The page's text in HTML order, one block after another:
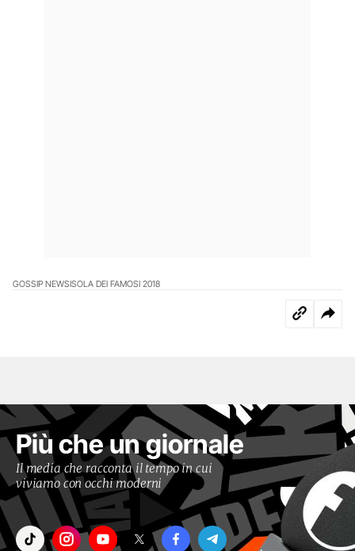
GOSSIP NEWSISOLA DEI FAMOSI 2018
Più che un giornale
Il media che racconta il tempo in cui
viviamo con occhi moderni